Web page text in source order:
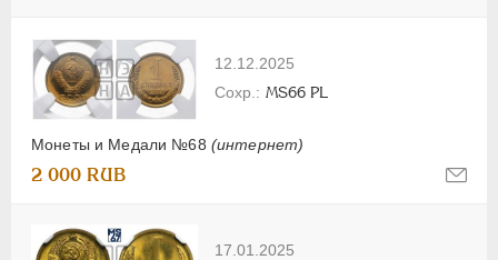
12.12.2025
Монеты и Медали №68 (интернет)
MS66 PL
2 000 RUB
17.01.2025